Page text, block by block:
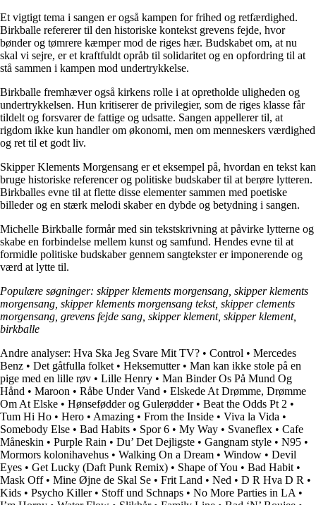
Et vigtigt tema i sangen er også kampen for frihed og retfærdighed.
Birkballe refererer til den historiske kontekst grevens fejde, hvor
bønder og tømrere kæmper mod de riges hær. Budskabet om, at nu
skal vi sejre, er et kraftfuldt opråb til solidaritet og en opfordring til at
stå sammen i kampen mod undertrykkelse.
Birkballe fremhæver også kirkens rolle i at opretholde uligheden og
undertrykkelsen. Hun kritiserer de privilegier, som de riges klasse får
tildelt og forsvarer de fattige og udsatte. Sangen appellerer til, at
rigdom ikke kun handler om økonomi, men om menneskers værdighed
og ret til et godt liv.
Skipper Klements Morgensang er et eksempel på, hvordan en tekst kan
bruge historiske referencer og politiske budskaber til at berøre lytteren.
Birkballes evne til at flette disse elementer sammen med poetiske
billeder og en stærk melodi skaber en dybde og betydning i sangen.
Michelle Birkballe formår med sin tekstskrivning at påvirke lytterne og
skabe en forbindelse mellem kunst og samfund. Hendes evne til at
formidle politiske budskaber gennem sangtekster er imponerende og
værd at lytte til.
Populære søgninger: skipper klements morgensang, skipper klements
morgensang, skipper klements morgensang tekst, skipper clements
morgensang, grevens fejde sang, skipper klement, skipper klement,
birkballe
Andre analyser: Hva Ska Jeg Svare Mit TV? • Control • Mercedes
Benz • Det gåtfulla folket • Heksemutter• Man kan ikke stole på en
pige med en lille røv • Lille Henry • Man Binder Os På Mund Og
Hånd • Maroon • Råbe Under Vand • Elskede At Drømme, Drømme
Om At Elske • Hønsefødder og Gulerødder• Beat the Odds Pt 2 •
Tum Hi Ho • Hero • Amazing • From the Inside • Viva la Vida •
Somebody Else • Bad Habits • Spor 6 • My Way • Svaneflex • Cafe
Måneskin • Purple Rain • Du’ Det Dejligste • Gangnam style • N95 •
Mormors kolonihavehus • Walking On a Dream • Window • Devil
Eyes • Get Lucky (Daft Punk Remix) • Shape of You • Bad Habit •
Mask Off• Mine Øjne de Skal Se • Frit Land • Ned • D R Hva D R •
Kids • Psycho Killer• Stoff und Schnaps • No More Parties in LA •